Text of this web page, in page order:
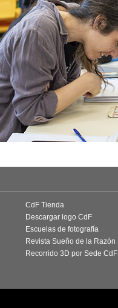
CdF Tienda
Descargar logo CdF
Escuelas de fotografía
Revista Sueño de la Razón
Recorrido 3D por Sede CdF